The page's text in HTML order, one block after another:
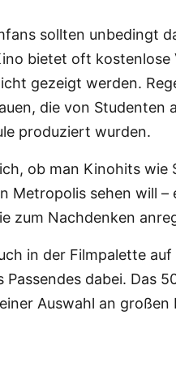
sollten unbedingt
bietet oft
gezeigt werden.
die von Studenten
produziert wurden.
ob man Kinohits wie
Metropolis sehen will
zum Nachdenken
in der Filmpalette
Passendes dabei. Das
Auswahl an